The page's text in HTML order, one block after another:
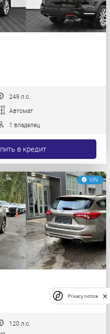
249 л.с.
Автомат
1 владелец
в кредит
VIN
120 л.с.
Privacy notice